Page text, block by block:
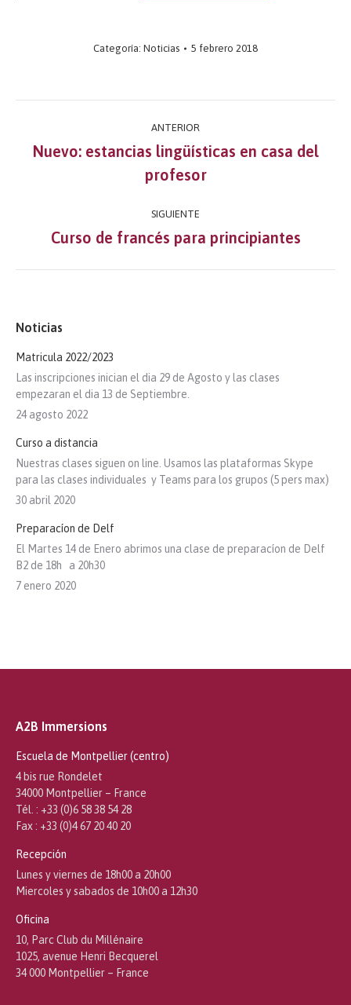
Categoría: Noticias 5 febrero 2018
entre
publicaciones
ANTERIOR
Publicación
anterior:
Nuevo: estancias lingüísticas en casa del
profesor
SIGUIENTE
Publicación
Curso de francés para principiantes
Noticias
Matricula 2022/2023
Las inscripciones inician el dia 29 de Agosto y las clases
empezaran el dia 13 de Septiembre.
24 agosto 2022
Curso a distancia
Nuestras clases siguen on line. Usamos las plataformas Skype
para las clases individuales y Teams para los grupos (5 pers max)
30 abril 2020
Preparacíon de Delf
El Martes 14 de Enero abrimos una clase de preparacíon de Delf
B2 de 18h a 20h30
7 enero 2020
A2B Immersions
Escuela de Montpellier (centro)
4 bis rue Rondelet
34000 Montpellier – France
Tél. : +33 (0)6 58 38 54 28
Fax : +33 (0)4 67 20 40 20
Recepción
Lunes y viernes de 18h00 a 20h00
Miercoles y sabados de 10h00 a 12h30
Oficina
10, Parc Club du Millénaire
1025, avenue Henri Becquerel
34 000 Montpellier – France